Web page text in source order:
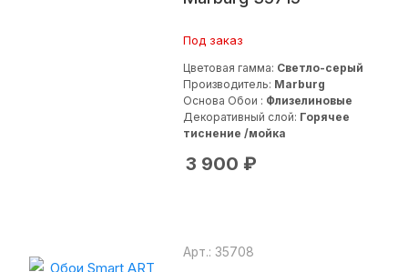
Под заказ
Цветовая гамма: Светло-серый
Производитель: Marburg
Основа Обои : Флизелиновые
Декоративный слой: Горячее
тиснение /мойка
3 900 ₽
Арт.: 35708